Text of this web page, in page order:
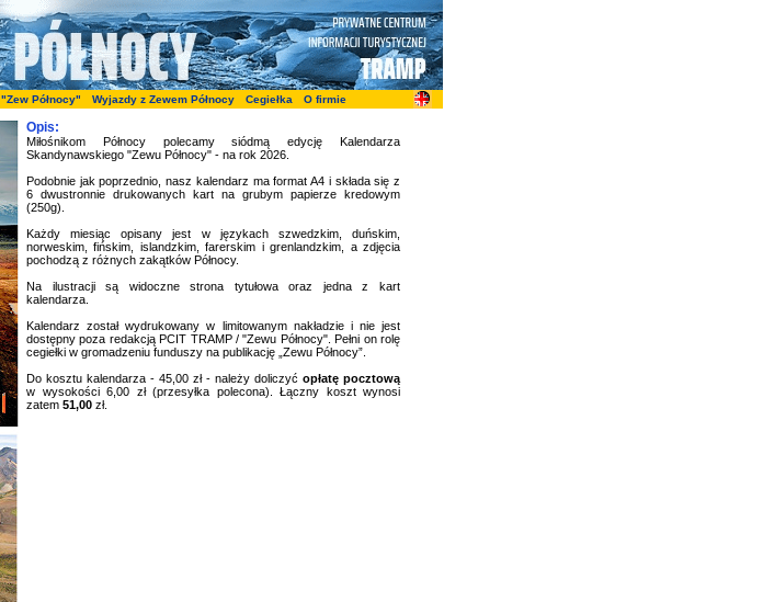
"Zew Północy" Wyjazdy z Zewem Północy Cegiełka O firmie
Opis:
Miłośnikom Północy polecamy siódmą edycję Kalendarza
Skandynawskiego "Zewu Północy" - na rok 2026.
Podobnie jak poprzednio, nasz kalendarz ma format A4 i składa się z
6 dwustronnie drukowanych kart na grubym papierze kredowym
(250g).
Każdy miesiąc opisany jest w językach szwedzkim, duńskim,
norweskim, fińskim, islandzkim, farerskim i grenlandzkim, a zdjęcia
pochodzą z różnych zakątków Północy.
Na ilustracji są widoczne strona tytułowa oraz jedna z kart
kalendarza.
Kalendarz został wydrukowany w limitowanym nakładzie i nie jest
dostępny poza redakcją PCIT TRAMP / "Zewu Północy". Pełni on rolę
cegiełki w gromadzeniu funduszy na publikację „Zewu Północy”.
Do kosztu kalendarza - 45,00 zł - należy doliczyć opłatę pocztową
w wysokości 6,00 zł (przesyłka polecona). Łączny koszt wynosi
zatem 51,00 zł.